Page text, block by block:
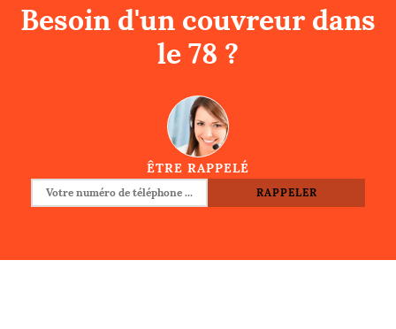
Besoin d'un couvreur dans
le 78 ?
ÊTRE RAPPELÉ